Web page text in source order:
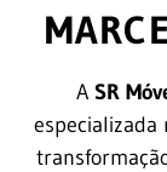
A SR
especializada